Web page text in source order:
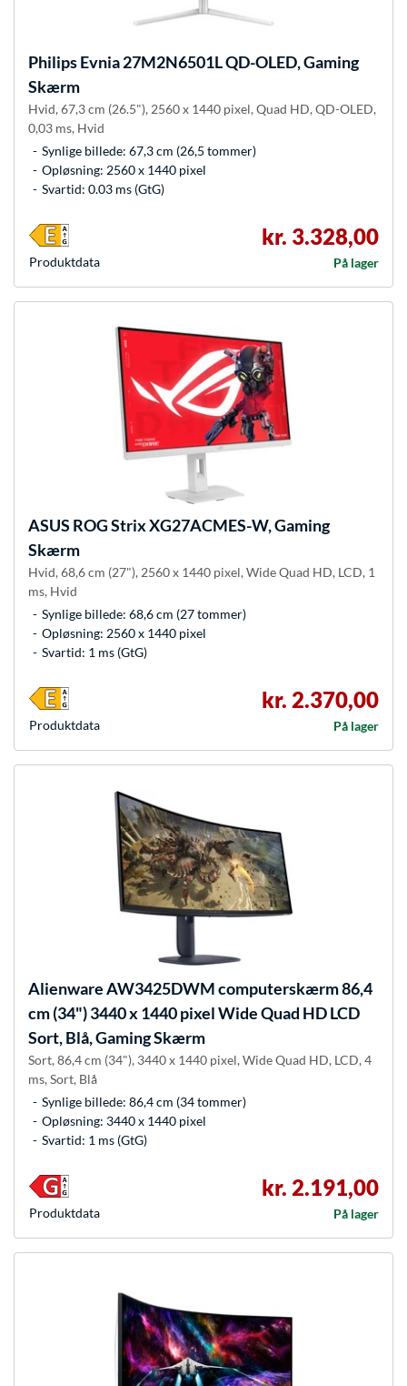
PhilipsEvnia 27M2N6501L QD-OLED, Gaming
Skærm
Hvid, 67,3 cm (26.5"), 2560 x 1440 pixel, Quad HD, QD-OLED,
0,03 ms, Hvid
Synlige billede: 67,3 cm (26,5 tommer)
Opløsning: 2560 x 1440 pixel
Svartid: 0.03 ms (GtG)
kr. 3.328,00
På lager
Produkt­data
ASUS ROG Strix XG27ACMES-W, Gaming
Skærm
Hvid, 68,6 cm (27"), 2560 x 1440 pixel, Wide Quad HD, LCD, 1
ms, Hvid
Synlige billede: 68,6 cm (27 tommer)
Opløsning: 2560 x 1440 pixel
Svartid: 1 ms (GtG)
kr. 2.370,00
På lager
Produkt­data
AlienwareAW3425DWM computerskærm 86,4
cm (34") 3440 x 1440 pixel Wide Quad HD LCD
Sort, Blå, Gaming Skærm
Sort, 86,4 cm (34"), 3440 x 1440 pixel, Wide Quad HD, LCD, 4
ms, Sort, Blå
Synlige billede: 86,4 cm (34 tommer)
Opløsning: 3440 x 1440 pixel
Svartid: 1 ms (GtG)
kr. 2.191,00
På lager
Produkt­data